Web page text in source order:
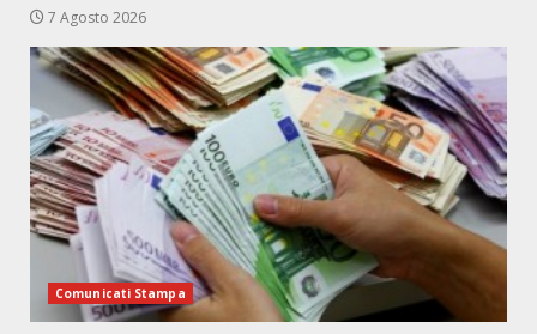
7 Agosto 2026
Comunicati Stampa